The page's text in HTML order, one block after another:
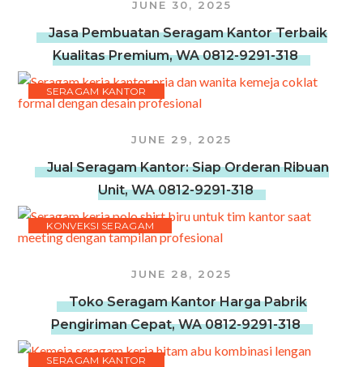
JUNE 30, 2025
Jasa Pembuatan Seragam Kantor Terbaik
Kualitas Premium, WA 0812-9291-318
SERAGAM KANTOR
JUNE 29, 2025
Jual Seragam Kantor: Siap Orderan Ribuan
Unit, WA 0812-9291-318
KONVEKSI SERAGAM
JUNE 28, 2025
Toko Seragam Kantor Harga Pabrik
Pengiriman Cepat, WA 0812-9291-318
SERAGAM KANTOR